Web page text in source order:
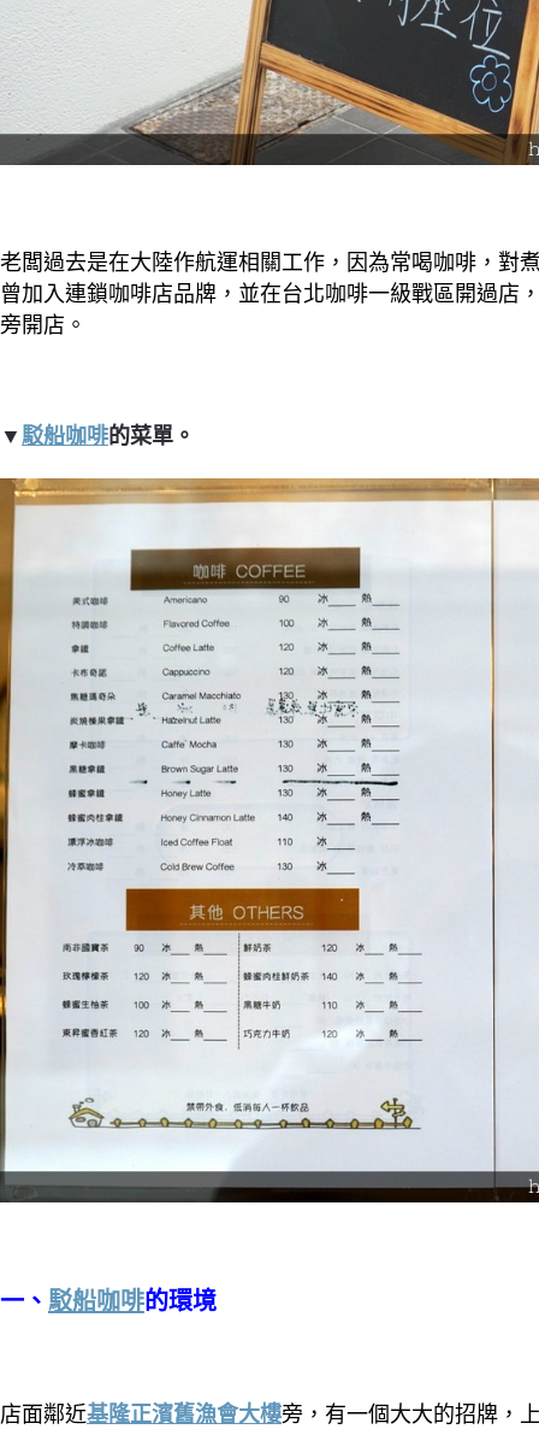
老闆過去是在大陸作航運相關工作，因為常喝咖啡，對
曾加入連鎖咖啡店品牌，並在台北咖啡一級戰區開過店
旁開店。
▼ 駁船咖啡的菜單。
一、 駁船咖啡的環境
店面鄰近基隆正濱舊漁會大樓旁，有一個大大的招牌，